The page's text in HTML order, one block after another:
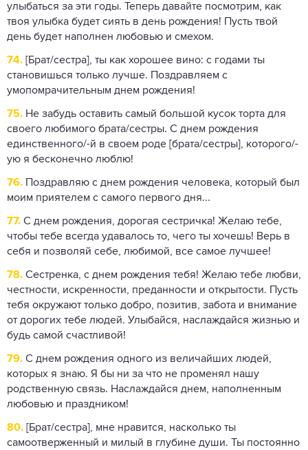
улыбаться за эти годы. Теперь давайте посмотрим, как
твоя улыбка будет сиять в день рождения! Пусть твой
день будет наполнен любовью и смехом.
74. [Брат/сестра], ты как хорошее вино: с годами ты
становишься только лучше. Поздравляем с
умопомрачительным днем ​​рождения!
75. Не забудь оставить самый большой кусок торта для
своего любимого брата/сестры. С днем ​​рождения
единственного/-й в своем роде [брата/сестры], которого/-
ую я бесконечно люблю!
76. Поздравляю с днем ​​рождения человека, который был
моим приятелем с самого первого дня...
77. С днем рождения, дорогая сестричка! Желаю тебе,
чтобы тебе всегда удавалось то, чего ты хочешь! Верь в
себя и позволяй себе, любимой, все самое лучшее!
78. Сестренка, с днем рождения тебя! Желаю тебе любви,
честности, искренности, преданности и открытости. Пусть
тебя окружают только добро, позитив, забота и внимание
от дорогих тебе людей. Улыбайся, наслаждайся жизнью и
будь самой счастливой!
79. С днем ​​рождения одного из величайших людей,
которых я знаю. Я бы ни за что не променял нашу
родственную связь. Наслаждайся днем, наполненным
любовью и праздником!
80. [Брат/сестра], мне нравится, насколько ты
самоотверженный и милый в глубине души. Ты постоянно